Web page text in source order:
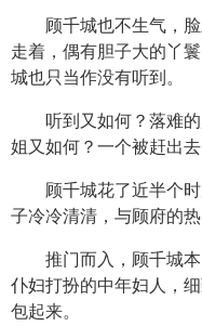
顾千城也不生气，
走着，偶有胆子大的丫
城也只当作没有听到。
听到又如何？落难
姐又如何？一个被赶出
顾千城花了近半个
子冷冷清清，与顾府的
推门而入，顾千城
仆妇打扮的中年妇人，
包起来。